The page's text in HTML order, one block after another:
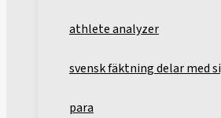
athlete analyzer
svensk fäktning delar med
para